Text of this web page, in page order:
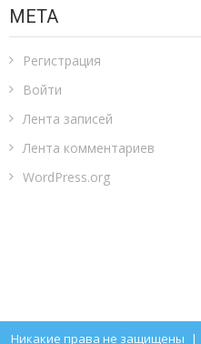
МЕТА
Регистрация
Войти
Лента записей
Лента комментариев
WordPress.org
Никакие права не защищены |